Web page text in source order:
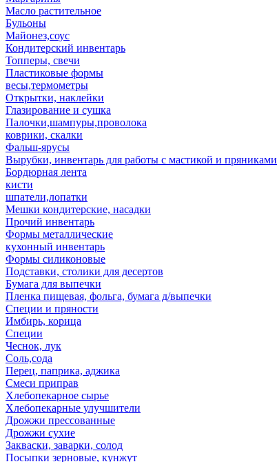
Масло растительное
Бульоны
Майонез,соус
Кондитерский инвентарь
Топперы, свечи
Пластиковые формы
весы,термометры
Открытки, наклейки
Глазирование и сушка
Палочки,шампуры,проволока
коврики, скалки
Фальш-ярусы
Вырубки, инвентарь для работы с мастикой и пряниками
Бордюрная лента
кисти
шпатели,лопатки
Мешки кондитерские, насадки
Прочий инвентарь
Формы металлические
кухонный инвентарь
Формы силиконовые
Подставки, столики для десертов
Бумага для выпечки
Пленка пищевая, фольга, бумага д/выпечки
Специи и пряности
Имбирь, корица
Специи
Чеснок, лук
Соль,сода
Перец, паприка, аджика
Смеси приправ
Хлебопекарное сырье
Хлебопекарные улучшители
Дрожжи прессованные
Дрожжи сухие
Закваски, заварки, солод
Посыпки зерновые, кунжут